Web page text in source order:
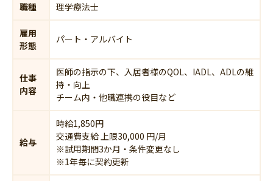
職種 理学療法士
雇用
形態
パート・アルバイト
仕事
内容
医師の指示の下、入居者様のQOL、IADL、ADLの維
持・向上
チーム内・他職連携の役目など
給与
時給1,850円
交通費支給 上限30,000 円/月
※試用期間3か月・条件変更なし
※1年毎に契約更新